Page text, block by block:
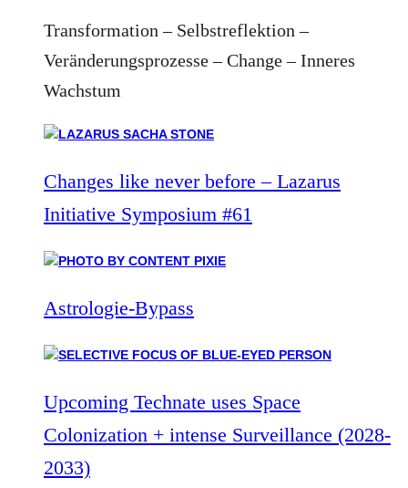
Transformation – Selbstreflektion –
Veränderungsprozesse – Change – Inneres
Wachstum
Changes like never before – Lazarus
Initiative Symposium #61
Astrologie-Bypass
Upcoming Technate uses Space
Colonization + intense Surveillance (2028-
2033)